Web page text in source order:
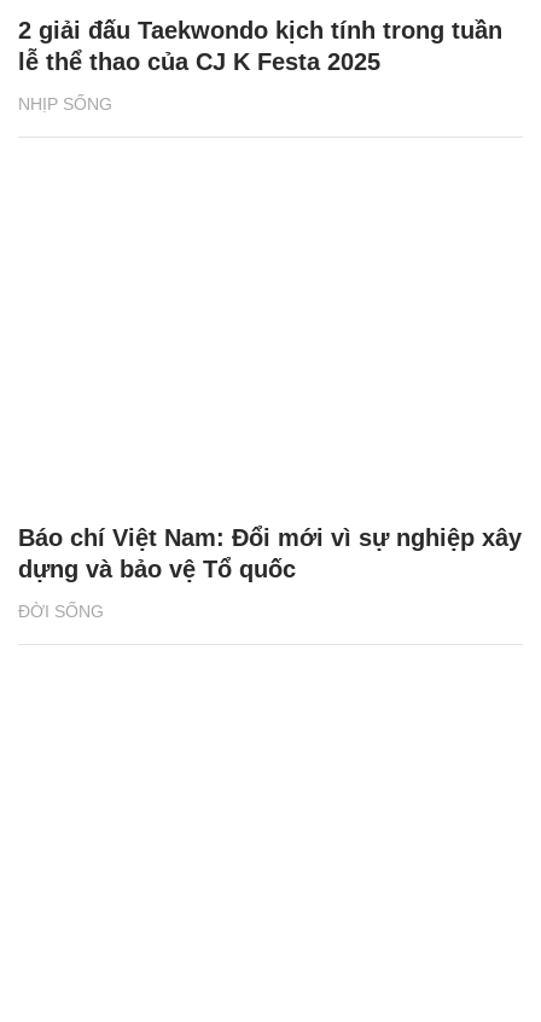
NHỊP SỐNG
2 giải đấu Taekwondo kịch tính trong tuần
lễ thể thao của CJ K Festa 2025
ĐỜI SỐNG
Báo chí Việt Nam: Đổi mới vì sự nghiệp xây
dựng và bảo vệ Tổ quốc